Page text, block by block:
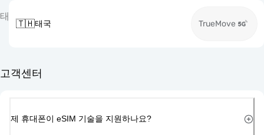
태
🇹🇭태국 TrueMove
고객센터
제 휴대폰이 eSIM 기술을 지원하나요?